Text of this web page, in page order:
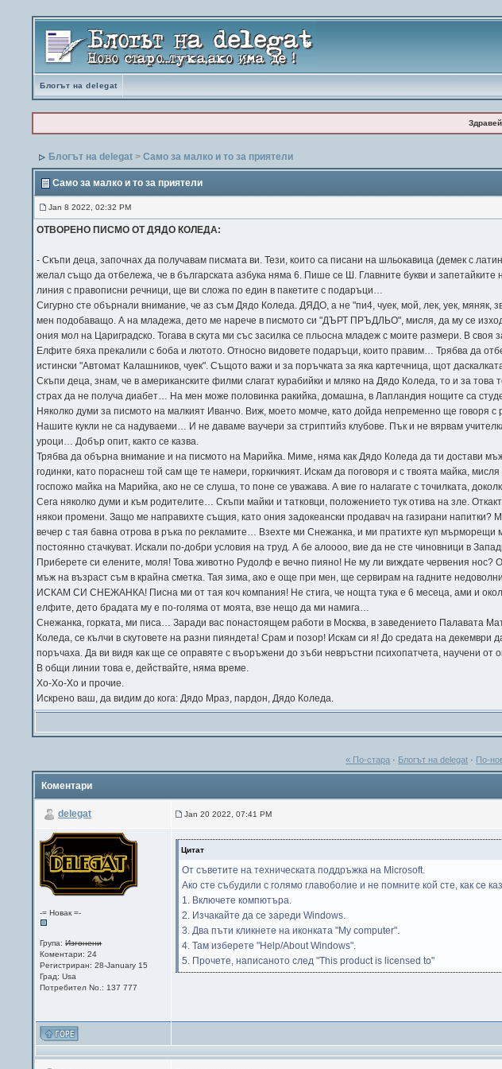
Блогът на delegat
Блогът на delegat >Само за малко и то за приятели
Само за малко и то за приятели
Jan 8 2022, 02:32 PM
ОТВОРЕНО ПИСМО ОТ ДЯДО КОЛЕДА:
- Скъпи деца, започнах да получавам писмата ви. Тези, които са писани на шльокавица (демек с
желал също да отбележа, че в българската азбука няма 6. Пише се Ш. Главните букви и
линия с правописни речници, ще ви сложа по един в пакетите с подаръци…
Сигурно сте обърнали внимание, че аз съм Дядо Коледа. ДЯДО, а не "пи4, чуек, мой, лек, уек, мяняк,
мен подобаващо. А на младежа, дето ме нарече в писмото си "ДЪРТ ПРЪДЛЬО", мисля, да му се
ония мол на Цариградско. Тогава в скута ми със засилка се пльосна младеж с моите размери. В
Елфите бяха прекалили с боба и лютото. Относно видовете подаръци, които правим… Трябва да
истински "Автомат Калашников, чуек". Същото важи и за поръчката за яка картечница, щот
Скъпи деца, знам, че в американските филми слагат курабийки и мляко на Дядо Коледа, то и за
страх да не получа диабет… На мен може половинка ракийка, домашна, в Лапландия нощите са
Няколко думи за писмото на малкият Иванчо. Виж, моето момче, като дойда непременно ще говоря с
Нашите кукли не са надуваеми… И не даваме ваучери за стриптийз клубове. Пък и не вярвам
уроци… Добър опит, както се казва.
Трябва да обърна внимание и на писмото на Марийка. Миме, няма как Дядо Коледа да ти достави
годинки, като пораснеш той сам ще те намери, горкичкият. Искам да поговоря и с твоята майка,
госпожо майка на Марийка, ако не се слуша, то поне се уважава. А вие го налагате с точилката,
Сега няколко думи и към родителите… Скъпи майки и татковци, положението тук отива на зле.
някои промени. Защо ме направихте същия, като ония задокеански продавач на газирани напитки?
вечер с тая бавна отрова в ръка по рекламите… Взехте ми Снежанка, и ми пратихте куп
постоянно стачкуват. Искали по-добри условия на труд. А бе алоооо, вие да не сте чиновници в
Приберете си елените, моля! Това животно Рудолф е вечно пияно! Не му ли виждате червения нос?
мъж на възраст съм в крайна сметка. Тая зима, ако е още при мен, ще сервирам на гадните
ИСКАМ СИ СНЕЖАНКА! Писна ми от тая коч компания! Не стига, че нощта тука е 6 месеца, ами и
елфите, дето брадата му е по-голяма от моята, взе нещо да ми намига…
Снежанка, горката, ми писа… Заради вас понастоящем работи в Москва, в заведението Палавата
Коледа, се кълчи в скутовете на разни пияндета! Срам и позор! Искам си я! До средата на
поръчаха. Да ви видя как ще се оправяте с въоръжени до зъби невръстни психопатчета, научени от
В общи линии това е, действайте, няма време.
Хо-Хо-Хо и прочие.
Искрено ваш, да видим до кога: Дядо Мраз, пардон, Дядо Коледа.
« По-стара · Блогът на delegat · По-
Коментари
delegat Jan 20 2022, 07:41 PM
-= Новак =-
Група:Изгонени
Коментари: 24
Регистриран: 28-January 15
Град: Usa
Потребител No.: 137 777
Цитат
От съветите на техническата поддръжка на Microsoft.
Ако сте събудили с голямо главоболие и не помните кой сте, как се
1. Включете компютъра.
2. Изчакайте да се зареди Windows.
3. Два пъти кликнете на иконката "My computer".
4. Там изберете "Help/About Windows".
5. Прочете, написаното след "This product is licensed to"